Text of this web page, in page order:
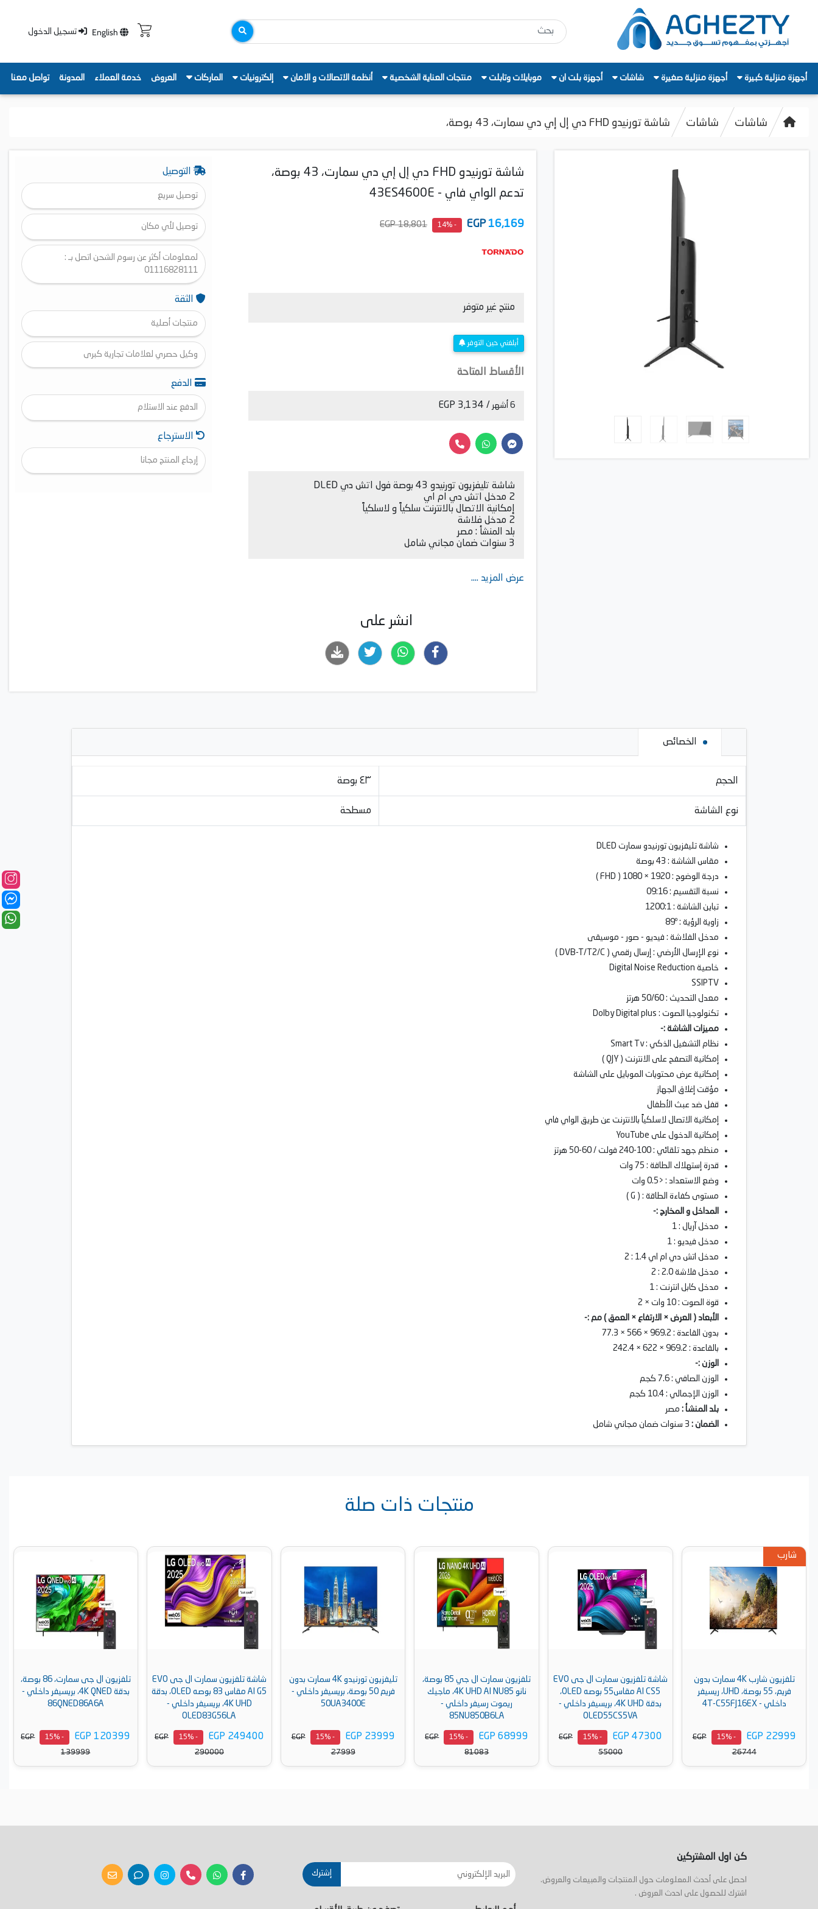
English تسجيل الدخول
أجهزة منزلية كبيرة أجهزة منزلية صغيرة شاشات أجهزة بلت ان موبايلات وتابلت منتجات العناية الشخصية أنظمة الاتصالات و الامان إلكترونيات الماركات العروض خدمة العملاء المدونة تواصل معنا
شاشات شاشات شاشة تورنيدو FHD دي إل إي دي سمارت، 43 بوصة،
شاشة تورنيدو FHD دي إل إي دي سمارت، 43 بوصة،
تدعم الواي فاي - 43ES4600E
16,169
EGP
- 14%
18,801 EGP
منتج غير متوفر
أبلغني حين التوفر
الأقساط المتاحة
6 أشهر / 3,134 EGP
شاشة تليفزيون تورنيدو 43 بوصة فول اتش دي DLED
2 مدخل اتش دي ام اي
إمكانية الاتصال بالانترنت سلكياً و لاسلكياً
2 مدخل فلاشة
بلد المنشأ : مصر
3 سنوات ضمان مجاني شامل
عرض المزيد ....
انشر على
التوصيل
توصيل سريع
توصيل لأي مكان
لمعلومات أكثر عن رسوم الشحن اتصل بـ :
01116828111
الثقة
منتجات أصلية
وكيل حصري لعلامات تجارية كبرى
الدفع
الدفع عند الاستلام
الاسترجاع
إرجاع المنتج مجانا
الخصائص
الحجم ٤٣ بوصة
نوع الشاشة مسطحة
شاشة تليفزيون تورنيدو سمارت DLED
مقاس الشاشة : 43 بوصة
درجة الوضوح : 1920 × 1080 ( FHD )
نسبة التقسيم : 09:16
تباين الشاشة : 1200:1
زاوية الرؤية : 89º
مدخل الفلاشة : فيديو - صور - موسيقى
نوع الإرسال الأرضي : إرسال رقمي ( DVB-T/T2/C )
خاصية Digital Noise Reduction
SSIPTV
معدل التحديث : 50/60 هرتز
تكنولوجيا الصوت : Dolby Digital plus
مميزات الشاشة :-
نظام التشغيل الذكي : Smart Tv
إمكانية التصفح على الانترنت ( QJY )
إمكانية عرض محتويات الموبايل على الشاشة
مؤقت إغلاق الجهاز
قفل ضد عبث الأطفال
إمكانية الاتصال لاسلكياً بالانترنت عن طريق الواي فاي
إمكانية الدخول على YouTube
منظم جهد تلقائي : 100-240 فولت / 60-50 هرتز
قدرة إستهلاك الطاقة : 75 وات
وضع الاستعداد : <0.5 وات
مستوى كفاءة الطاقة : ( G )
المداخل و المخارج :-
مدخل آريال : 1
مدخل فيديو : 1
مدخل اتش دي ام اي 1.4 : 2
مدخل فلاشة 2.0 : 2
مدخل كابل انترنت : 1
قوة الصوت : 10 وات × 2
الأبعاد ( العرض × الارتفاع × العمق ) مم :-
بدون القاعدة : 969.2 × 566 × 77.3
بالقاعدة : 969.2 × 622 × 242.4
الوزن :-
الوزن الصافي : 7.6 كجم
الوزن الإجمالي : 10.4 كجم
بلد المنشأ : مصر
الضمان :
منتجات ذات صلة
شارب
تلفزيون شارب 4K سمارت بدون
فريم، 55 بوصة، UHD، ريسيفر
داخلي - 4T-C55FJ16EX
EGP 22999
- 15%
EGP
26744
شاشة تلفزيون سمارت ال جى EVO
AI CS5 مقاس55 بوصه OLED،
بدقة 4K UHD، بريسيفر داخلي -
OLED55CS5VA
EGP 47300
- 15%
EGP
55000
تلفزيون سمارت ال جي 85 بوصة،
نانو 4K UHD AI NU85، ماجيك
ريموت رسيفر داخلي -
85NU850B6LA
EGP 68999
- 15%
EGP
81083
تليفزيون تورنيدو 4K سمارت بدون
فريم 50 بوصة، بريسيفر داخلي -
50UA3400E
EGP 23999
- 15%
EGP
27999
شاشة تلفزيون سمارت ال جى EVO
AI G5 مقاس 83 بوصه OLED، بدقة
4K UHD، بريسيفر داخلي -
OLED83G56LA
EGP 249400
- 15%
EGP
290000
تلفزيون ال جى سمارت، 86 بوصة،
بدقة 4K QNED، بريسيفر داخلي -
86QNED86A6A
EGP 120399
- 15%
EGP
139999
كن اول المشتركين
احصل على أحدث المعلومات حول المنتجات والمبيعات والعروض.
اشترك للحصول على احدث العروض .
إشترك